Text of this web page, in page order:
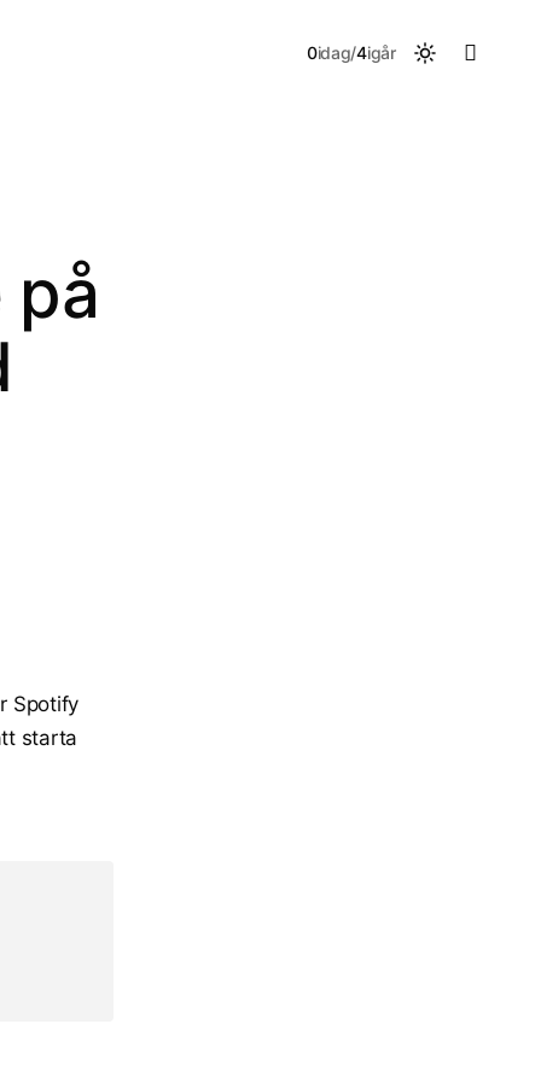
0idag/4igår 
på
Spotify
starta